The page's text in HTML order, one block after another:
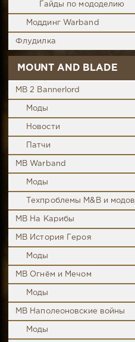
Гайды по мододелию
Моддинг Warband
Флудилка
MOUNT AND BLADE
MB 2 Bannerlord
Моды
Новости
Патчи
MB Warband
Моды
Техпроблемы M&B и модов
MB На Карибы
MB История Героя
Моды
MB Огнём и Мечом
Моды
MB Наполеоновские войны
Моды